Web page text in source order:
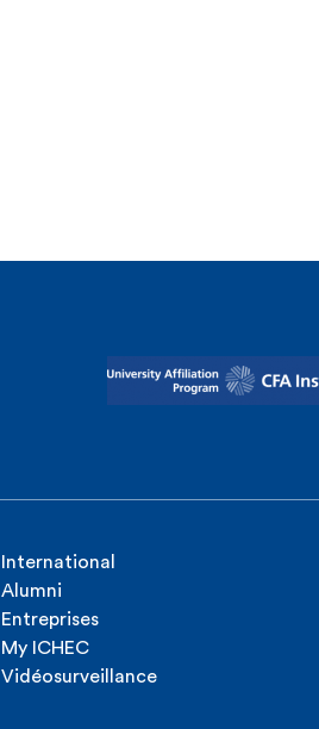
International
Alumni
Entreprises
My ICHEC
Vidéosurveillance